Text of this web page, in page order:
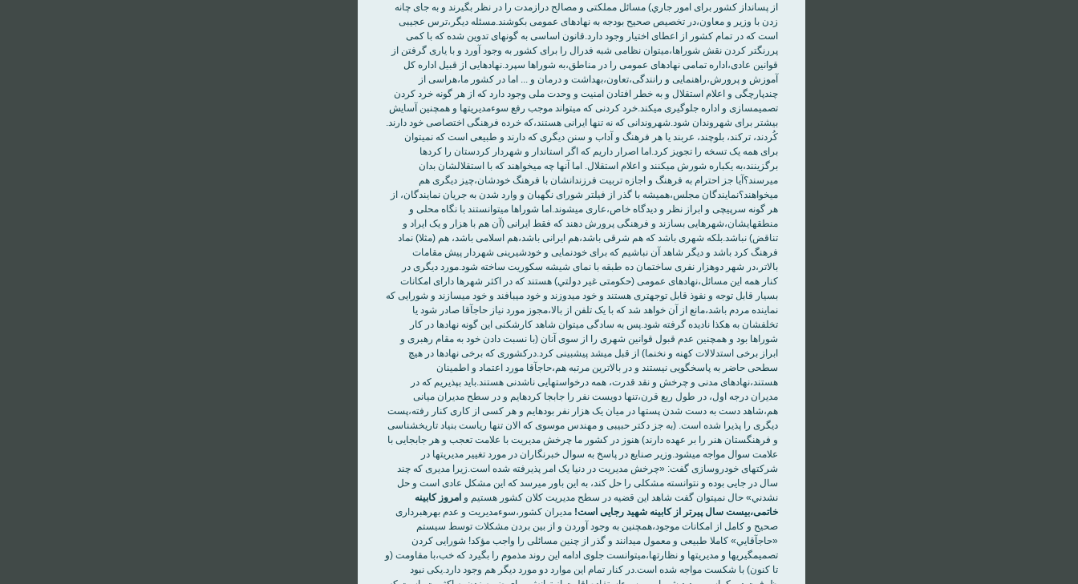
از پس‎‏انداز کشور برای امور جاري) مسائل مملکتی و مصالح درازمدت را در نظر بگيرند و به جای چانه
زدن با وزير و معاون،در تخصيص صحيح بودجه به نهادهای عمومی بکوشند.مسئله ديگر،ترس عجيبی
است که در تمام کشور از اعطای اختيار وجود دارد.قانون اساسی به گونه‎‏ای تدوين شده که با کمی
پررنگ‎‏تر کردن نقش شوراها،مي‎‏توان نظامی شبه فدرال را برای کشور به وجود آورد و با ياری گرفتن از
قوانين عادی،اداره تمامی نهادهای عمومی را در مناطق،به شوراها سپرد.نهادهايی از قبيل اداره کل
آموزش و پرورش،راهنمايی و رانندگی،تعاون،بهداشت و درمان و ... اما در کشور ما،هراسی از
چندپارچگی و اعلام استقلال و به خطر افتادن امنيت و وحدت ملی وجود دارد که از هر گونه خرد کردن
تصميم‎‏سازی و اداره جلوگيری مي‏‎کند.خرد کردنی که مي‎‏تواند موجب رفع سوءمديريت‎‏ها و همچنين آسايش
بيشتر برای شهروندان شود.شهروندانی که نه تنها ايرانی هستند،که خرده فرهنگی اختصاصی خود دارند.
کُردند، ترکند، بلوچند، عربند يا هر فرهنگ و آداب و سنن ديگری که دارند و طبيعی است که نمي‎‏توان
برای همه يک تسخه را تجويز کرد.اما اصرار داريم که اگر استاندار و شهردار کردستان را کردها
برگزينند،به يکباره شورش مي‎‏کنند و اعلام استقلال. اما آنها چه مي‎‏خواهند که با استقلالشان بدان
مي‎‏رسند؟آيا جز احترام به فرهنگ و اجازه تربيت فرزندانشان با فرهنگ خودشان،چيز ديگری هم
مي‎‏خواهند؟نمايندگان مجلس،هميشه با گذر از فيلتر شورای نگهبان و وارد شدن به جريان نمايندگان، از
هر گونه سرپيچی و ابراز نظر و ديدگاه خاص،عاری مي‎‏شوند.اما شوراها مي‎‏توانستند با نگاه محلی و
منطقه‎‏ايشان،شهرهايی بسازند و فرهنگی پرورش دهند که فقط ايرانی (آن هم با هزار و يک ايراد و
تناقض) نباشد.بلکه شهری باشد که هم شرقی باشد،هم ايرانی باشد،هم اسلامی باشد، هم (مثلا) نماد
فرهنگ کرد باشد و ديگر شاهد آن نباشيم که برای خودنمايی و خودشيرينی شهردار پيش مقامات
بالاتر،در شهر دوهزار نفری ساختمان ده طبقه با نمای شيشه سکوريت ساخته شود.مورد ديگری در
کنار همه اين مسائل،نهادهای عمومی (حکومتی غير دولتي) هستند که در اکثر شهرها دارای امکانات
بسيار قابل توجه و نفوذ قابل توجه‎‏تری هستند و خود مي‎‏دوزند و خود مي‎‏بافند و خود مي‎‏سازند و شورايی که
نماينده مردم باشد،مانع از آن خواهد شد که با يک تلفن از بالا،مجوز مورد نياز حاج‎‏آقا صادر شود يا
تخلفشان به هکذا ناديده گرفته شود.پس به سادگی مي‎‏توان شاهد کارشکنی اين گونه نهادها در کار
شوراها بود و همچنين عدم قبول قوانين شهری را از سوی آنان (با نسبت دادن خود به مقام رهبری و
ابراز برخی استدلالات کهنه و نخ‎‏نما) از قبل مي‎‏شد پيش‎‏بينی کرد.درکشوری که برخی نهادها در هيچ
سطحی حاضر به پاسخگويی نيستند و در بالاترين مرتبه هم،حاج‎‏آقا مورد اعتماد و اطمينان
هستند،نهادهای مدنی و چرخش و نقد قدرت، همه درخواست‎‏هايی ناشدنی هستند.بايد بپذيريم که در
مديران درجه اول، در طول ربع قرن،تنها دويست نفر را جابجا کرده‎‏ايم و در سطح مديران ميانی
هم،شاهد دست به دست شدن پست‎‏ها در ميان يک هزار نفر بوده‎‏ايم و هر کسی از کاری کنار رفته،پست
ديگری را پذيرا شده است. (به جز دکتر حبيبی و مهندس موسوی که الان تنها رياست بنياد تاريخ‎‏شناسی
و فرهنگستان هنر را بر عهده دارند) هنوز در کشور ما چرخش مديريت با علامت تعجب و هر جابجايی با
علامت سوال مواجه مي‏‎شود.وزير صنايع در پاسخ به سوال خبرنگاران در مورد تغيير مديريت‎‏ها در
شرکت‎‏های خودروسازی گفت:‌ «چرخش مديريت در دنيا يک امر پذيرفته شده است.زيرا مديری که چند
سال در جايی بوده و نتوانسته مشکلی را حل کند، به اين باور مي‎‏رسد که اين مشکل عادی است و حل
نشدني» حال نمي‎‏توان گفت شاهد اين قضيه در سطح مديريت کلان کشور هستيم و
امروز کابينه
خاتمی،بيست سال پيرتر از کابينه شهيد رجايی است!
مديران کشور،سوءمديريت و عدم بهره‎‏برداری
صحيح و کامل از امکانات موجود،همچنين به وجود آوردن و از بين بردن مشکلات توسط سيستم
«حاج‎‏آقايي» کاملا طبيعی و معمول مي‎‏دانند و گذر از چنين مسائلی را واجب مؤکد! شورايی کردن
تصميم‎‏گيري‎‏ها و مديريت‎‏ها و نظارت‎‏ها،مي‎‏توانست جلوی ادامه اين روند مذموم را بگيرد که خب،با مقاومت (و
تا کنون) با شکست مواجه شده است.در کنار تمام اين موارد دو مورد ديگر هم وجود دارد.يکی نبود